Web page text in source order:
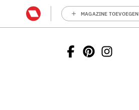
MAGAZINE TOEVOEGEN